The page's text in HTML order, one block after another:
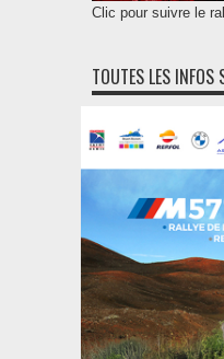
Clic pour suivre le
TOUTES LES